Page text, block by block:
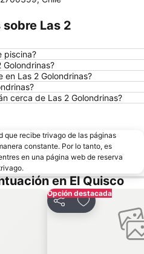
Jardín Botánico
Universidad Técnica Federico Santa María
Teatro Municipal
Miramar
Caleta Abarca
Muelle Vergara
Casa Museo de Pablo Neruda
Iglesia Santa Teresita
Arco Británico
Parque Italia
Las 2
piscina?
Golondrinas?
en Las 2 Golondrinas?
cerca de Las 2 Golondrinas?
que recibe trivago de las páginas
constante. Por lo tanto, es
en una página web de reserva
en El Quisco
Opción destacada
CompartirAgregar a